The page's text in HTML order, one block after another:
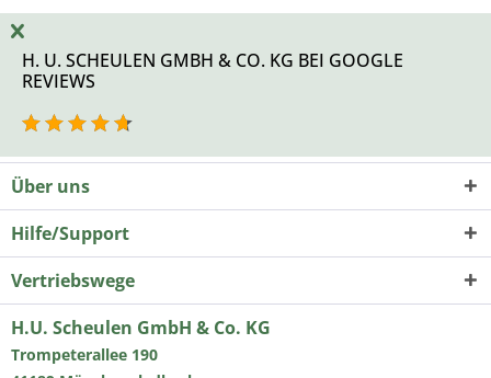
H. U. SCHEULEN GMBH & CO. KG BEI GOOGLE
REVIEWS
Über uns
Hilfe/Support
Vertriebswege
H.U. Scheulen GmbH & Co. KG
Trompeterallee 190